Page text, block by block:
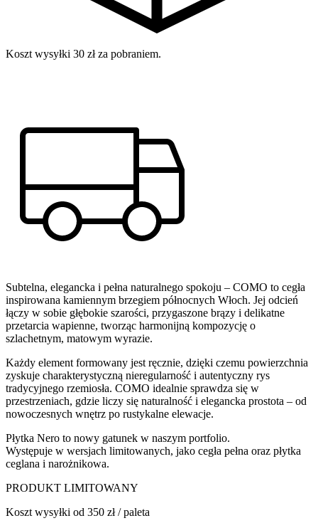
Koszt wysyłki 30 zł za pobraniem.
Subtelna, elegancka i pełna naturalnego spokoju – COMO to cegła
inspirowana kamiennym brzegiem północnych Włoch. Jej odcień
łączy w sobie głębokie szarości, przygaszone brązy i delikatne
przetarcia wapienne, tworząc harmonijną kompozycję o
szlachetnym, matowym wyrazie.
Każdy element formowany jest ręcznie, dzięki czemu powierzchnia
zyskuje charakterystyczną nieregularność i autentyczny rys
tradycyjnego rzemiosła. COMO idealnie sprawdza się w
przestrzeniach, gdzie liczy się naturalność i elegancka prostota – od
nowoczesnych wnętrz po rustykalne elewacje.
Płytka Nero to nowy gatunek w naszym portfolio.
Występuje w wersjach limitowanych, jako cegła pełna oraz płytka
ceglana i narożnikowa.
PRODUKT LIMITOWANY
Koszt wysyłki od 350 zł / paleta